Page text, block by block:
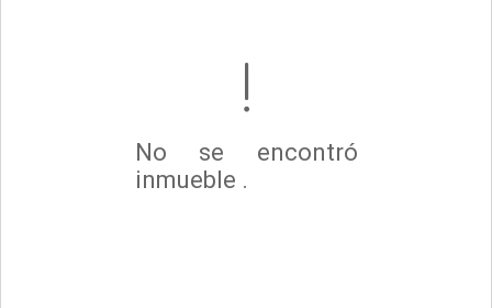
No se encontró
inmueble .